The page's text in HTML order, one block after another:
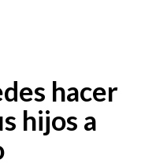
hacer
hijos a